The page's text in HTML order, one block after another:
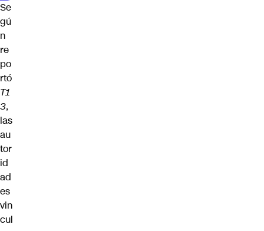
Se
gú
n
re
po
rtó
T1
3,
las
au
tor
id
ad
es
vin
cul